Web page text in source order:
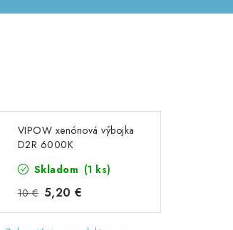
VIPOW xenónová výbojka
D2R 6000K
Skladom (1 ks)
10 € 5,20 €